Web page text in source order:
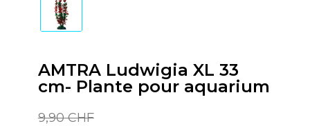
AMTRA Ludwigia XL 33
cm- Plante pour aquarium
9,90 CHF